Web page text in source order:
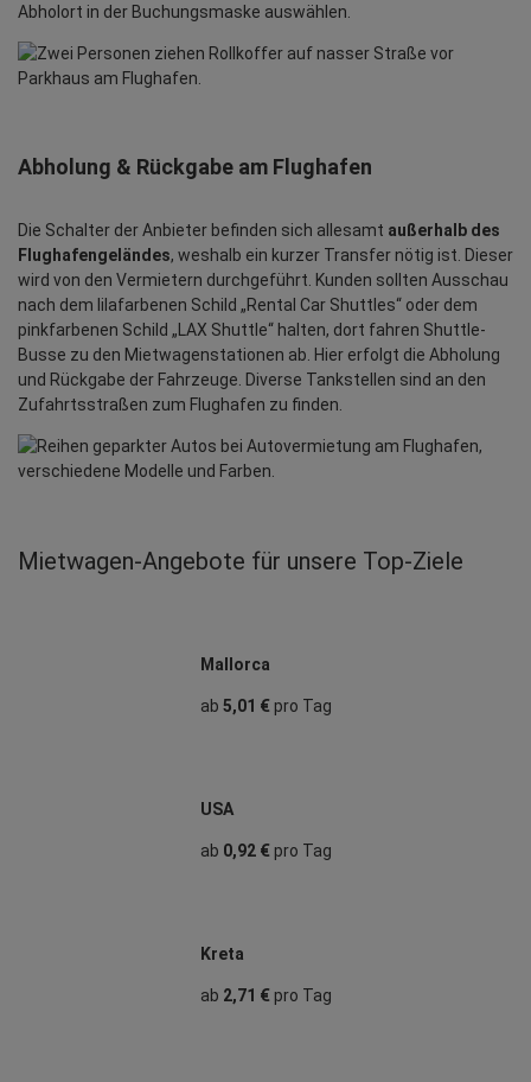
Abholort in der Buchungsmaske auswählen.
Abholung & Rückgabe am Flughafen
Die Schalter der Anbieter befinden sich allesamt außerhalb des
Flughafengeländes, weshalb ein kurzer Transfer nötig ist. Dieser
wird von den Vermietern durchgeführt. Kunden sollten Ausschau
nach dem lilafarbenen Schild „Rental Car Shuttles“ oder dem
pinkfarbenen Schild „LAX Shuttle“ halten, dort fahren Shuttle-
Busse zu den Mietwagenstationen ab. Hier erfolgt die Abholung
und Rückgabe der Fahrzeuge. Diverse Tankstellen sind an den
Zufahrtsstraßen zum Flughafen zu finden.
Mietwagen‑Angebote für unsere Top‑Ziele
Mallorca
ab 5,01 €pro Tag
USA
ab 0,92 €pro Tag
Kreta
ab 2,71 €pro Tag